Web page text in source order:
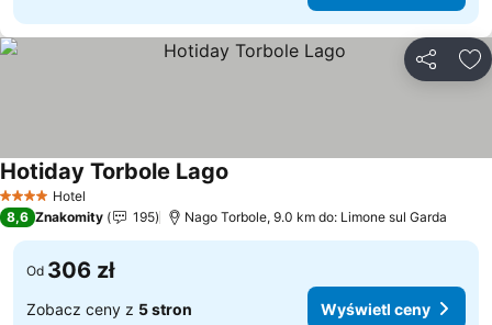
4 KategoriaHotel
Hotiday Torbole Lago
8,6 Znakomity 195 Nago Torbole, 9.0 km do: Limone sul Garda
Od 306 zł
Zobacz ceny z 5 stron Wyświetl ceny